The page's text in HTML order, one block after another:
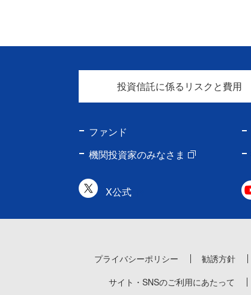
投資信託に係るリスクと費用
ファンド
機関投資家のみなさま
X公式
プライバシーポリシー 勧誘方針
サイト・SNSのご利用にあたって